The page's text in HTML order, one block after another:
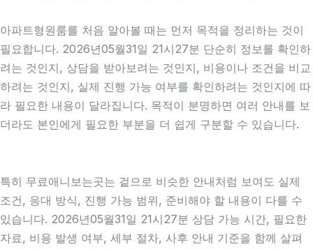
아파트형원룸를 처음 알아볼 때는 먼저 목적을 정리하는 것이
필요합니다. 2026년05월31일 21시27분 단순히 정보를 확인하
려는 것인지, 상담을 받아보려는 것인지, 비용이나 조건을 비교
하려는 것인지, 실제 진행 가능 여부를 확인하려는 것인지에 따
라 필요한 내용이 달라집니다. 목적이 분명하면 여러 안내를 보
더라도 본인에게 필요한 부분을 더 쉽게 구분할 수 있습니다.
특히 무료애니보는곳는 겉으로 비슷한 안내처럼 보여도 실제
조건, 응대 방식, 진행 가능 범위, 준비해야 할 내용이 다를 수
있습니다. 2026년05월31일 21시27분 상담 가능 시간, 필요한
자료, 비용 발생 여부, 세부 절차, 사후 안내 기준을 함께 살펴